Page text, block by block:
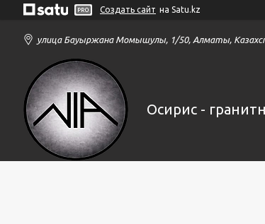
Создать сайт на Satu.kz
улица Бауыржана Момышулы, 1/50, Алматы,
Осирис -